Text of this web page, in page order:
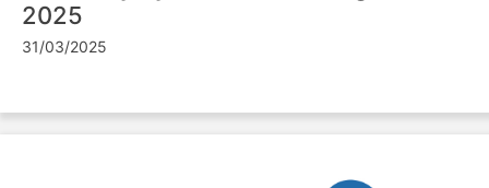
2025
31/03/2025